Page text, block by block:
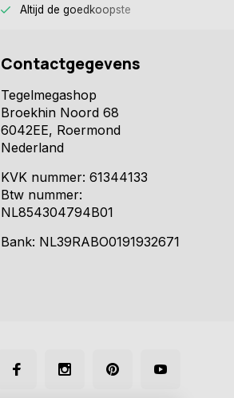
Altijd de goedkoopste
Contactgegevens
Tegelmegashop
Broekhin Noord 68
6042EE, Roermond
Nederland
KVK nummer: 61344133
Btw nummer:
NL854304794B01
Bank: NL39RABO0191932671